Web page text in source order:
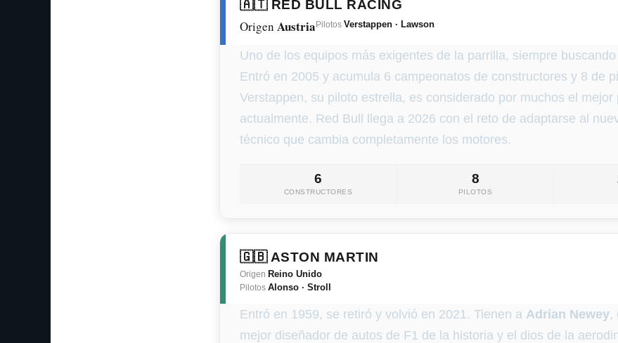
🇦🇹 RED BULL RACING
Origen Austria Pilotos Verstappen · Lawson
Uno de los equipos más exigentes de la parrilla, siempre
Entró en 2005 y acumula 6 campeonatos de constructores y 8 de
Verstappen, su piloto estrella, es considerado por muchos el mejor
actualmente. Red Bull llega a 2026 con el reto de adaptarse al
técnico que cambia completamente los motores.
6
CONSTRUCTORES
8
PILOTOS
🇬🇧 ASTON MARTIN
Origen Reino Unido
Pilotos Alonso · Stroll
Entró en 1959, se retiró y volvió en 2021. Tienen a Adrian Newey,
mejor diseñador de autos de F1 de la historia y el dios de la